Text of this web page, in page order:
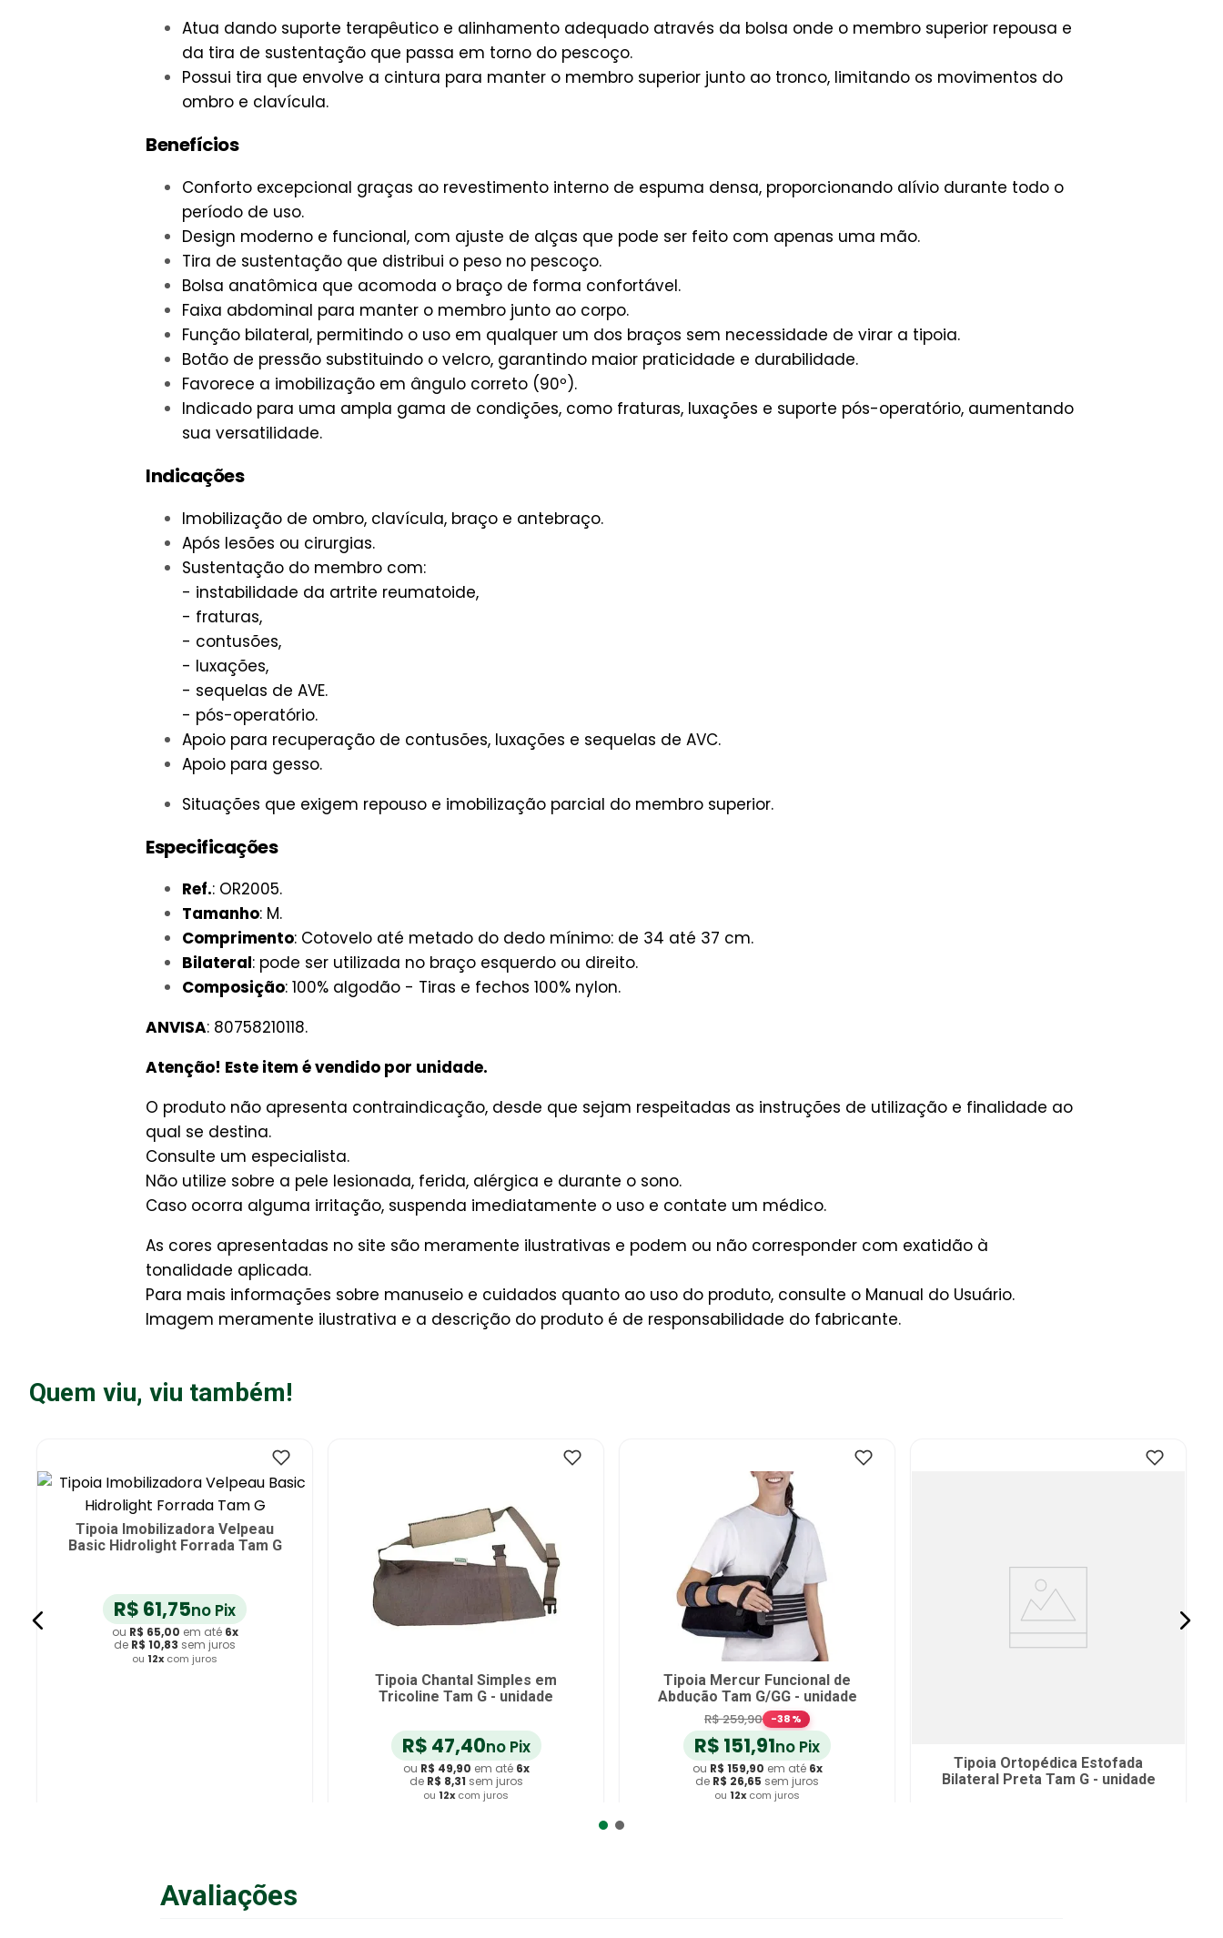
Atua dando suporte terapêutico e alinhamento adequado através da bolsa onde o membro superior repousa e
da tira de sustentação que passa em torno do pescoço.
Possui tira que envolve a cintura para manter o membro superior junto ao tronco, limitando os movimentos do
ombro e clavícula.
Benefícios
Conforto excepcional graças ao revestimento interno de espuma densa, proporcionando alívio durante todo o
período de uso.
Design moderno e funcional, com ajuste de alças que pode ser feito com apenas uma mão.
Tira de sustentação que distribui o peso no pescoço.
Bolsa anatômica que acomoda o braço de forma confortável.
Faixa abdominal para manter o membro junto ao corpo.
Função bilateral, permitindo o uso em qualquer um dos braços sem necessidade de virar a tipoia.
Botão de pressão substituindo o velcro, garantindo maior praticidade e durabilidade.
Favorece a imobilização em ângulo correto (90º).
Indicado para uma ampla gama de condições, como fraturas, luxações e suporte pós-operatório, aumentando
sua versatilidade.
Indicações
Imobilização de ombro, clavícula, braço e antebraço.
Após lesões ou cirurgias.
Sustentação do membro com:
- instabilidade da artrite reumatoide,
- fraturas,
- contusões,
- luxações,
- sequelas de AVE.
- pós-operatório.
Apoio para recuperação de contusões, luxações e sequelas de AVC.
Apoio para gesso.
Situações que exigem repouso e imobilização parcial do membro superior.
Especificações
Ref.: OR2005.
Tamanho: M.
Comprimento: Cotovelo até metado do dedo mínimo: de 34 até 37 cm.
Bilateral: pode ser utilizada no braço esquerdo ou direito.
Composição: 100% algodão - Tiras e fechos 100% nylon.
ANVISA: 80758210118.
Atenção! Este item é vendido por unidade.
O produto não apresenta contraindicação, desde que sejam respeitadas as instruções de utilização e finalidade ao
qual se destina.
Consulte um especialista.
Não utilize sobre a pele lesionada, ferida, alérgica e durante o sono.
Caso ocorra alguma irritação, suspenda imediatamente o uso e contate um médico.
As cores apresentadas no site são meramente ilustrativas e podem ou não corresponder com exatidão à
tonalidade aplicada.
Para mais informações sobre manuseio e cuidados quanto ao uso do produto, consulte o Manual do Usuário.
Imagem meramente ilustrativa e a descrição do produto é de responsabilidade do fabricante.
Quem viu, viu também!
Tipoia Imobilizadora Velpeau
Basic Hidrolight Forrada Tam G
R$ 61,75no Pix
ou R$ 65,00 em até 6x
de R$ 10,83 sem juros
ou 12x com juros
Tipoia Chantal Simples em
Tricoline Tam G - unidade
R$ 47,40no Pix
ou R$ 49,90 em até 6x
de R$ 8,31 sem juros
ou 12x com juros
Tipoia Mercur Funcional de
Abdução Tam G/GG - unidade
R$259,90 -38%
R$ 151,91no Pix
ou R$ 159,90 em até 6x
de R$ 26,65 sem juros
ou 12x com juros
Tipoia Ortopédica Estofada
Bilateral Preta Tam G - unidade
Avaliações